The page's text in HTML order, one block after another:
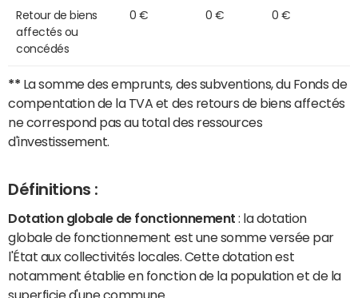
Retour de biens
affectés ou
concédés
0 € 0 € 0 €
** La somme des emprunts, des subventions, du Fonds de
compentation de la TVA et des retours de biens affectés
ne correspond pas au total des ressources
d'investissement.
Définitions :
Dotation globale de fonctionnement : la dotation
globale de fonctionnement est une somme versée par
l'État aux collectivités locales. Cette dotation est
notamment établie en fonction de la population et de la
superficie d'une commune.